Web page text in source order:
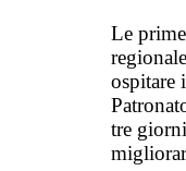
Le
ospitare
tre